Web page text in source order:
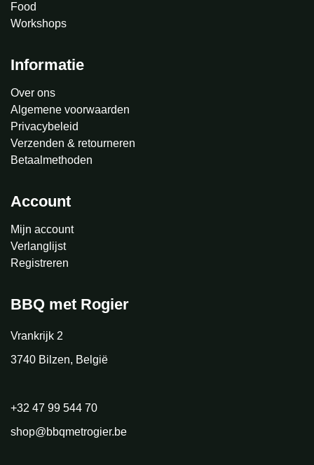
Food
Workshops
Informatie
Over ons
Algemene voorwaarden
Privacybeleid
Verzenden & retourneren
Betaalmethoden
Account
Mijn account
Verlanglijst
Registreren
BBQ met Rogier
Vrankrijk 2
3740 Bilzen, België
+32 47 99 544 70
shop@bbqmetrogier.be